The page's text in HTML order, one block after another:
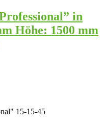
in
Höhe: 1500 mm
15-15-45